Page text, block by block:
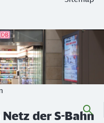
der S-Bahn
einer der zahlreichen
der S-Bahn